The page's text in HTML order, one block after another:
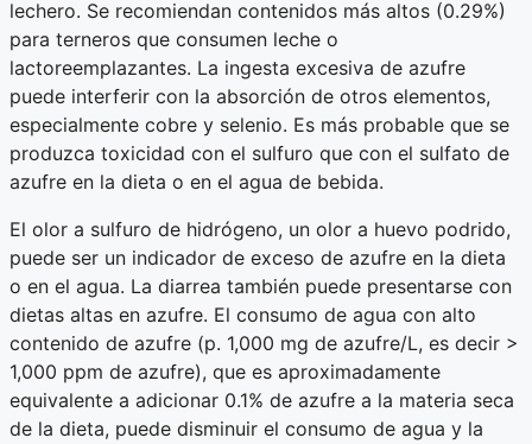
lechero. Se recomiendan contenidos más altos (0.29%)
para terneros que consumen leche o
lactoreemplazantes. La ingesta excesiva de azufre
puede interferir con la absorción de otros elementos,
especialmente cobre y selenio. Es más probable que se
produzca toxicidad con el sulfuro que con el sulfato de
azufre en la dieta o en el agua de bebida.
El olor a sulfuro de hidrógeno, un olor a huevo podrido,
puede ser un indicador de exceso de azufre en la dieta
o en el agua. La diarrea también puede presentarse con
dietas altas en azufre. El consumo de agua con alto
contenido de azufre (p. 1,000 mg de azufre/L, es decir >
1,000 ppm de azufre), que es aproximadamente
equivalente a adicionar 0.1% de azufre a la materia seca
de la dieta, puede disminuir el consumo de agua y la